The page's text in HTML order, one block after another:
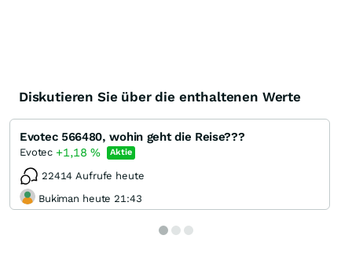
Diskutieren Sie über die enthaltenen Werte
Evotec 566480, wohin geht die Reise???
Evotec +1,18% Aktie
22414 Aufrufe heute
Bukiman heute 21:43